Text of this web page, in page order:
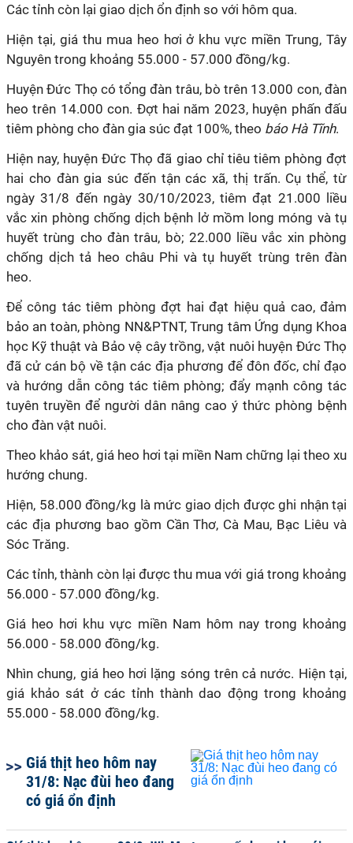
Các tỉnh còn lại giao dịch ổn định so với hôm qua.
Hiện tại, giá thu mua heo hơi ở khu vực miền Trung, Tây
Nguyên trong khoảng 55.000 - 57.000 đồng/kg.
Huyện Đức Thọ có tổng đàn trâu, bò trên 13.000 con, đàn
heo trên 14.000 con. Đợt hai năm 2023, huyện phấn đấu
tiêm phòng cho đàn gia súc đạt 100%, theo báo Hà Tĩnh.
Hiện nay, huyện Đức Thọ đã giao chỉ tiêu tiêm phòng đợt
hai cho đàn gia súc đến tận các xã, thị trấn. Cụ thể, từ
ngày 31/8 đến ngày 30/10/2023, tiêm đạt 21.000 liều
vắc xin phòng chống dịch bệnh lở mồm long móng và tụ
huyết trùng cho đàn trâu, bò; 22.000 liều vắc xin phòng
chống dịch tả heo châu Phi và tụ huyết trùng trên đàn
heo.
Để công tác tiêm phòng đợt hai đạt hiệu quả cao, đảm
bảo an toàn, phòng NN&PTNT, Trung tâm Ứng dụng Khoa
học Kỹ thuật và Bảo vệ cây trồng, vật nuôi huyện Đức Thọ
đã cử cán bộ về tận các địa phương để đôn đốc, chỉ đạo
và hướng dẫn công tác tiêm phòng; đẩy mạnh công tác
tuyên truyền để người dân nâng cao ý thức phòng bệnh
cho đàn vật nuôi.
Theo khảo sát, giá heo hơi tại miền Nam chững lại theo xu
hướng chung.
Hiện, 58.000 đồng/kg là mức giao dịch được ghi nhận tại
các địa phương bao gồm Cần Thơ, Cà Mau, Bạc Liêu và
Sóc Trăng.
Các tỉnh, thành còn lại được thu mua với giá trong khoảng
56.000 - 57.000 đồng/kg.
Giá heo hơi khu vực miền Nam hôm nay trong khoảng
56.000 - 58.000 đồng/kg.
Nhìn chung, giá heo hơi lặng sóng trên cả nước. Hiện tại,
giá khảo sát ở các tỉnh thành dao động trong khoảng
55.000 - 58.000 đồng/kg.
Giá thịt heo hôm nay
31/8: Nạc đùi heo đang
có giá ổn định